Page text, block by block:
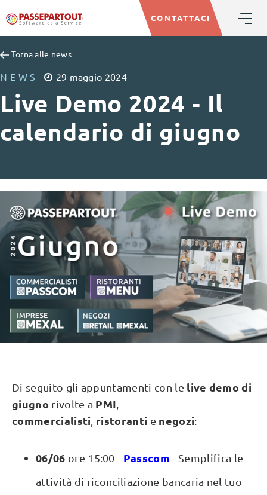
CONTATTACI
Torna alle news
NEWS 29 maggio 2024
Live Demo 2024 - Il
calendario di giugno
Di seguito gli appuntamenti con le live demo di
giugno rivolte a PMI
commercialisti ristoranti e negozi:
06/06 ore 15:00 - Passcom - Semplifica le
attività di riconciliazione bancaria nel tuo